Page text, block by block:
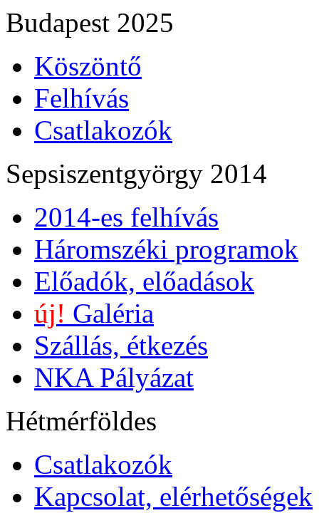
Budapest 2025
Köszöntő
Felhívás
Csatlakozók
Sepsiszentgyörgy 2014
2014-es felhívás
Háromszéki programok
Előadók, előadások
új! Galéria
Szállás, étkezés
NKA Pályázat
Hétmérföldes
Csatlakozók
Kapcsolat, elérhetőségek